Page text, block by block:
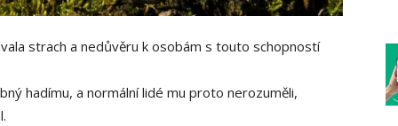
strach a nedůvěru k osobám s touto schopností
hadímu, a normální lidé mu proto nerozuměli,